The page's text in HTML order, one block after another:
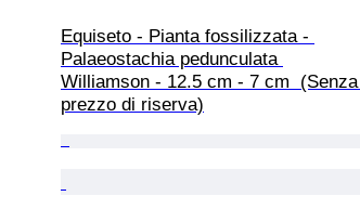
Equiseto - Pianta fossilizzata -
Palaeostachia pedunculata
Williamson - 12.5 cm - 7 cm  (Senza
prezzo di riserva)